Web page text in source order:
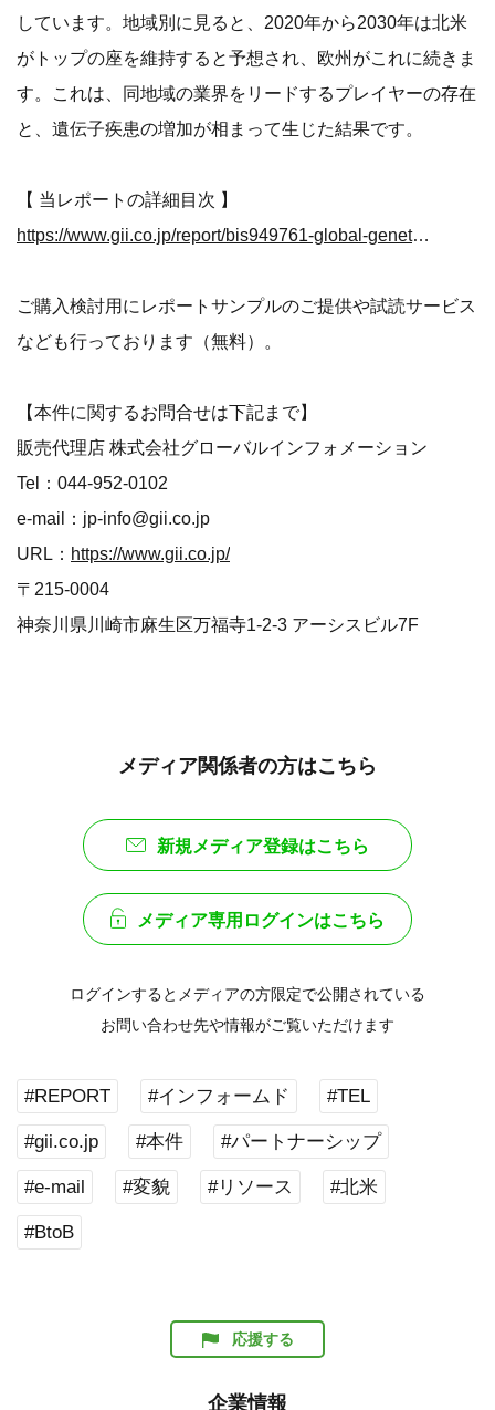
しています。地域別に見ると、2020年から2030年は北米
がトップの座を維持すると予想され、欧州がこれに続きま
す。これは、同地域の業界をリードするプレイヤーの存在
と、遺伝子疾患の増加が相まって生じた結果です。
【 当レポートの詳細目次 】
https://www.gii.co.jp/report/bis949761-global-genetic-counseling-market-focus-on.html
ご購入検討用にレポートサンプルのご提供や試読サービス
なども行っております（無料）。
【本件に関するお問合せは下記まで】
販売代理店 株式会社グローバルインフォメーション
Tel：044-952-0102
e-mail：jp-info@gii.co.jp
URL： https://www.gii.co.jp/
〒215-0004
神奈川県川崎市麻生区万福寺1-2-3 アーシスビル7F
メディア関係者の方はこちら
新規メディア登録はこちら
メディア専用ログインはこちら
ログインするとメディアの方限定で公開されている
お問い合わせ先や情報がご覧いただけます
#REPORT #インフォームド #TEL
#gii.co.jp #本件 #パートナーシップ
#e-mail #変貌 #リソース #北米
#BtoB
応援する
企業情報